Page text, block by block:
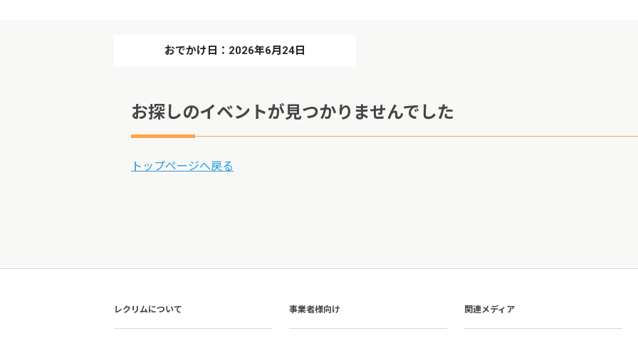
おでかけ日：2026年6月24日
お探しのイベントが見つかりませんでした
トップページへ戻る
レクリムについて 事業者様向け 関連メディア